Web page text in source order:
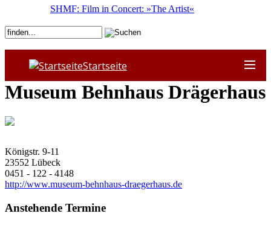
Startseite
Museum Behnhaus Drägerhaus
Königstr. 9-11
23552 Lübeck
0451 - 122 - 4148
http://www.museum-behnhaus-draegerhaus.de
Anstehende Termine
SHMF: Film in Concert: »The Artist«